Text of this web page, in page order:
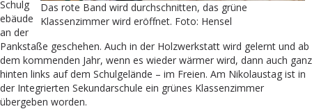
Das rote Band wird durchschnitten, das grüne
Klassenzimmer wird eröffnet. Foto: Hensel
Schulg
ebäude
an der
Pankstaße geschehen. Auch in der Holzwerkstatt wird gelernt und ab
dem kommenden Jahr, wenn es wieder wärmer wird, dann auch ganz
hinten links auf dem Schulgelände – im Freien. Am Nikolaustag ist in
der Integrierten Sekundarschule ein grünes Klassenzimmer
übergeben worden.